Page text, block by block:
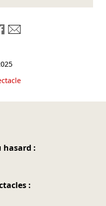
LinkedIn
sur Mastodon
sur Bluesky
Partager sur Facebook
hasard :
: